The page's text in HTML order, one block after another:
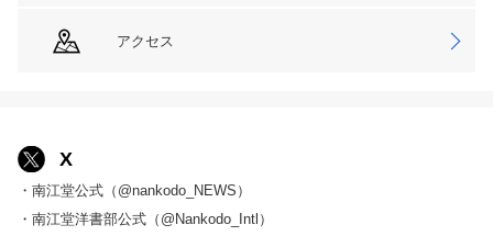
アクセス
X
・南江堂公式（@nankodo_NEWS）
・南江堂洋書部公式（@Nankodo_Intl）